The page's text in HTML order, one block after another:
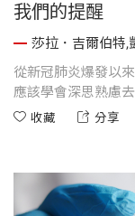
我們的提醒
莎拉．吉爾伯特,
從新冠肺炎爆發以
應該學會深思熟慮
深刻意識到全球同
收藏 分享